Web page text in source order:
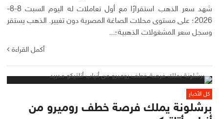
شهد سعر الذهب استقرارًا مع أول تعاملات له اليوم السبت 8-8-
2026؛ على مستوى محلات الصاغة المصرية دون تغيير. الذهب يستقر
وسجل سعر المشغولات الذهبية؛...
أكمل القراءة
كل الأخبار
برشلونة يملك فرصة خطف روميرو من